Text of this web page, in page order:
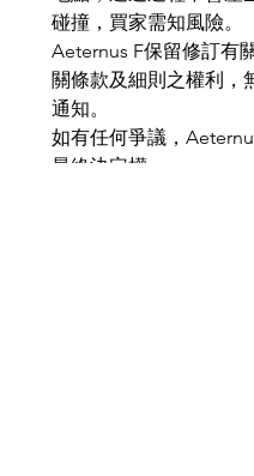
碰撞，買家需知風險。
Aeternus F保留修訂有
關條款及細則之權利，
通知。
如有任何爭議，
最終決定權。